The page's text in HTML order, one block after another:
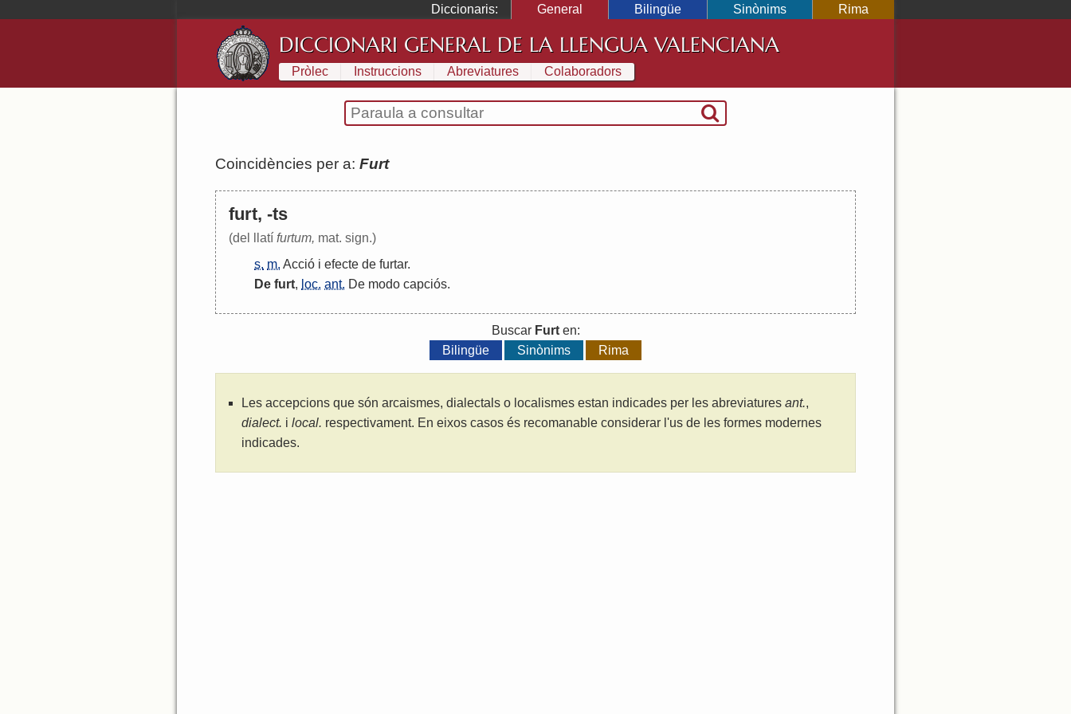
Diccionaris: General Bilingüe Sinònims Rima
DICCIONARI GENERAL DE LA LLENGUA VALENCIANA
Pròlec Instruccions Abreviatures Colaboradors
Coincidències per a: Furt
furt, -ts
(del llatí furtum, mat. sign.)
s. m. Acció i efecte de furtar.
De furt, loc. ant. De modo capciós.
Buscar Furten:
Bilingüe
Sinònims Rima
Les accepcions que són arcaismes, dialectals o localismes estan indicades per les abreviatures ant.,
dialect. i local. respectivament. En eixos casos és recomanable considerar l'us de les formes modernes
indicades.